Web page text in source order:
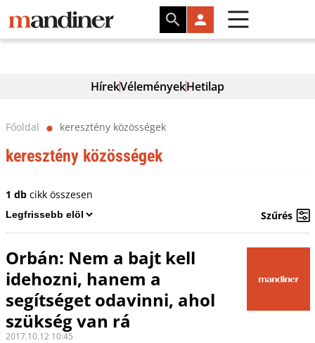
HírekVéleményekHetilap
Főoldal ⬤ keresztény közösségek
keresztény közösségek
1 dbcikk összesen
Szűrés
Orbán: Nem a bajt kell
idehozni, hanem a
segítséget odavinni, ahol
szükség van rá
2017.10.12 10:45